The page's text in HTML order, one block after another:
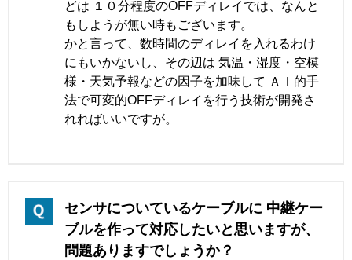
どは １０分程度のOFFディレイでは、なんと
もしようが無い時もございます。
かと言って、数時間のディレイを入れるわけ
にもいかないし、その辺は 気温・湿度・空模
様・天気予報などの因子を加味して ＡＩ的手
法で可変的OFFディレイを行う技術が開発さ
れればいいですが。
センサについているケーブルに 中継ケー
ブルを作って対応したいと思いますが、
問題ありますでしょうか？